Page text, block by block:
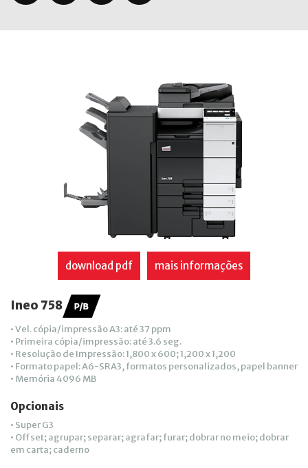
download pdf mais informações
Ineo 758
• Vel. cópia/impressão A3: até 37 ppm
• Primeira cópia/impressão: até 3.6 seg.
• Resolução de Impressão: 1,800 x 600; 1,200 x 1,200
• Formato papel: A6-SRA3, formatos personalizados, papel banner
• Memória 4096 MB
Opcionais
• Super G3
• Offset; agrupar; separar; agrafar; furar; dobrar no meio; dobrar
em carta; caderno